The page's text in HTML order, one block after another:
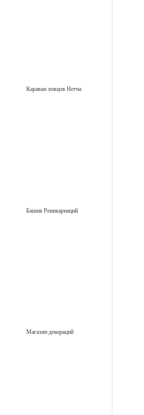
Караван ловцов Нетча
Башня Реинкарнаций
Магазин декораций